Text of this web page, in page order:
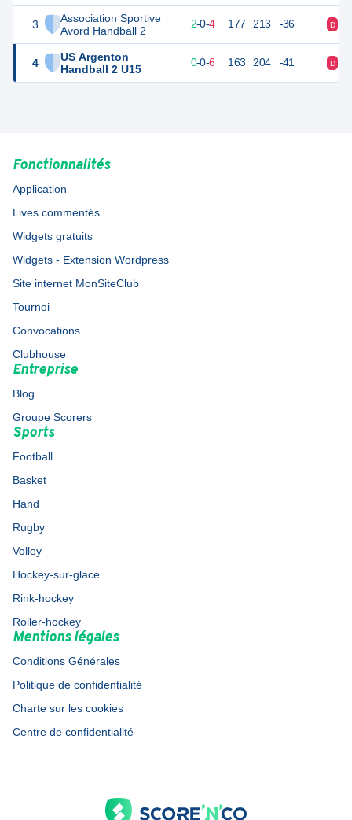
3
Association Sportive
Avord Handball 2
4
US Argenton
Handball 2 U15
10 2-0-4 177 213 -36 D
0-0-6 163 204 -41 D
Fonctionnalités
Application
Lives commentés
Widgets gratuits
Widgets - Extension Wordpress
Site internet MonSiteClub
Tournoi
Convocations
Clubhouse
Entreprise
Blog
Groupe Scorers
Sports
Football
Basket
Hand
Rugby
Volley
Hockey-sur-glace
Rink-hockey
Roller-hockey
Mentions légales
Conditions Générales
Politique de confidentialité
Charte sur les cookies
Centre de confidentialité